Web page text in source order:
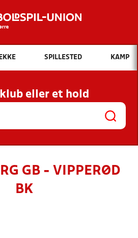
Hvad vil du søge efter?
INDHOLD OG NYHEDER
KLUBBER OG
HOLD
SPILLESTED KAMP
klub eller et hold
GB - VIPPERØD
BK